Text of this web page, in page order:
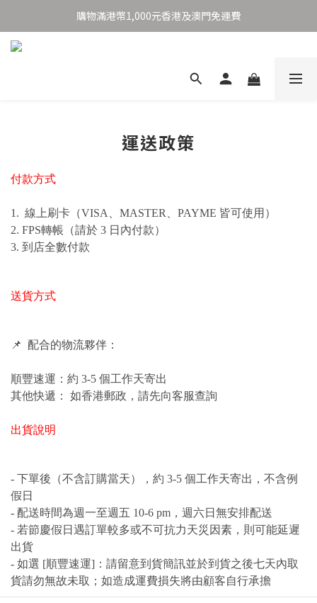
購物滿港幣1,000元香港及澳門免運費
購物滿港幣1,000元香港及澳門免運費
購物滿港幣1,000元香港及澳門免運費
運送政策
付款方式
1. 線上刷卡（VISA、MASTER、PAYME 皆可使用）
2. FPS轉帳（請於 3 日內付款）
3. 到店全數付款
送貨方式
📌 配合的物流夥伴：
順豐速運：約 3-5 個工作天寄出
其他快遞： 如香港郵政，請先向客服查詢
出貨說明
- 下單後（不含訂購當天），約 3-5 個工作天寄出，不含例
假日
- 配送時間為週一至週五 10-6 pm，週六日無安排配送
- 若節慶假日遇訂單較多或不可抗力天災因素，則可能延遲
出貨
- 如選 [順豐速運]：請留意到貨簡訊並於到貨之後七天內取
貨請勿無故未取；如造成運費損失將由顧客自行承擔